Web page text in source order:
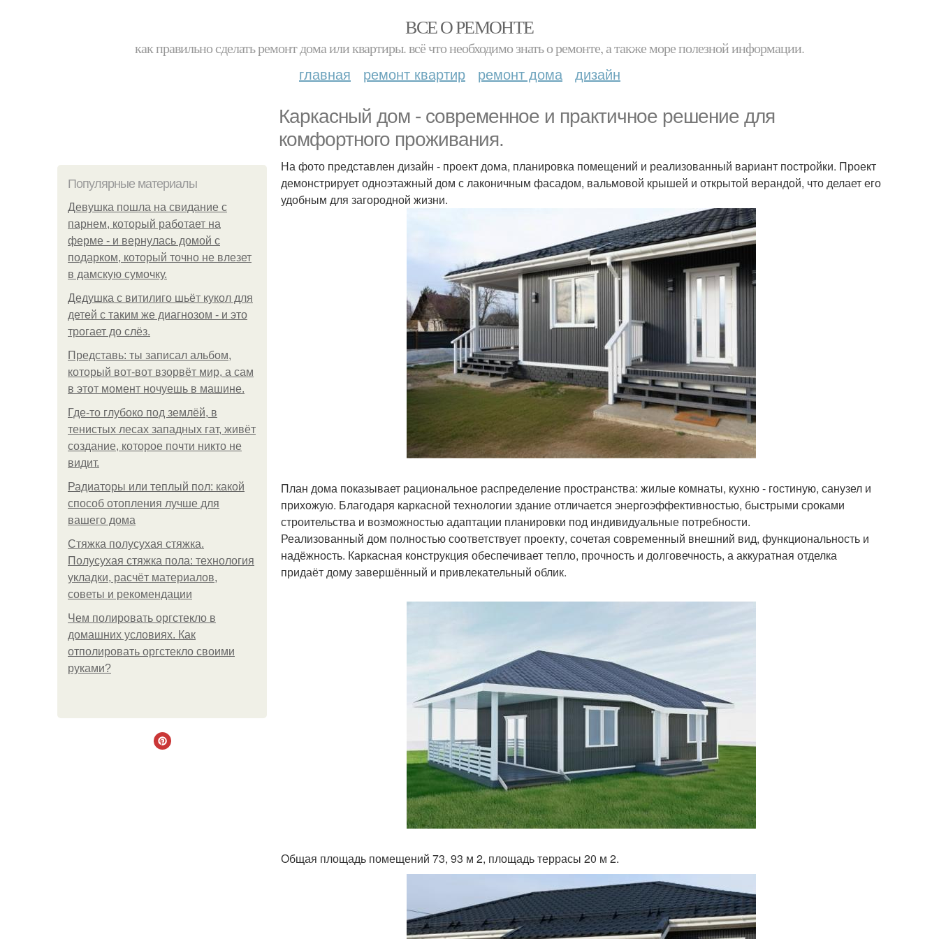
ВСЕ О РЕМОНТЕ
как правильно сделать ремонт дома или квартиры. всё что необходимо знать о ремонте, а также море полезной информации.
главная ремонт квартир ремонт дома дизайн
Каркасный дом - современное и практичное решение для
комфортного проживания.
Популярные материалы
Девушка пошла на свидание с
парнем, который работает на
ферме - и вернулась домой с
подарком, который точно не влезет
в дамскую сумочку.
Дедушка с витилиго шьёт кукол для
детей с таким же диагнозом - и это
трогает до слёз.
Представь: ты записал альбом,
который вот-вот взорвёт мир, а сам
в этот момент ночуешь в машине.
Где-то глубоко под землёй, в
тенистых лесах западных гат, живёт
создание, которое почти никто не
видит.
Радиаторы или теплый пол: какой
способ отопления лучше для
вашего дома
Стяжка полусухая стяжка.
Полусухая стяжка пола: технология
укладки, расчёт материалов,
советы и рекомендации
Чем полировать оргстекло в
домашних условиях. Как
отполировать оргстекло своими
руками?
На фото представлен дизайн - проект дома, планировка помещений и реализованный вариант постройки. Проект
демонстрирует одноэтажный дом с лаконичным фасадом, вальмовой крышей и открытой верандой, что делает его
удобным для загородной жизни.
План дома показывает рациональное распределение пространства: жилые комнаты, кухню - гостиную, санузел и
прихожую. Благодаря каркасной технологии здание отличается энергоэффективностью, быстрыми сроками
строительства и возможностью адаптации планировки под индивидуальные потребности.
Реализованный дом полностью соответствует проекту, сочетая современный внешний вид, функциональность и
надёжность. Каркасная конструкция обеспечивает тепло, прочность и долговечность, а аккуратная отделка
придаёт дому завершённый и привлекательный облик.
Общая площадь помещений 73, 93 м 2, площадь террасы 20 м 2.